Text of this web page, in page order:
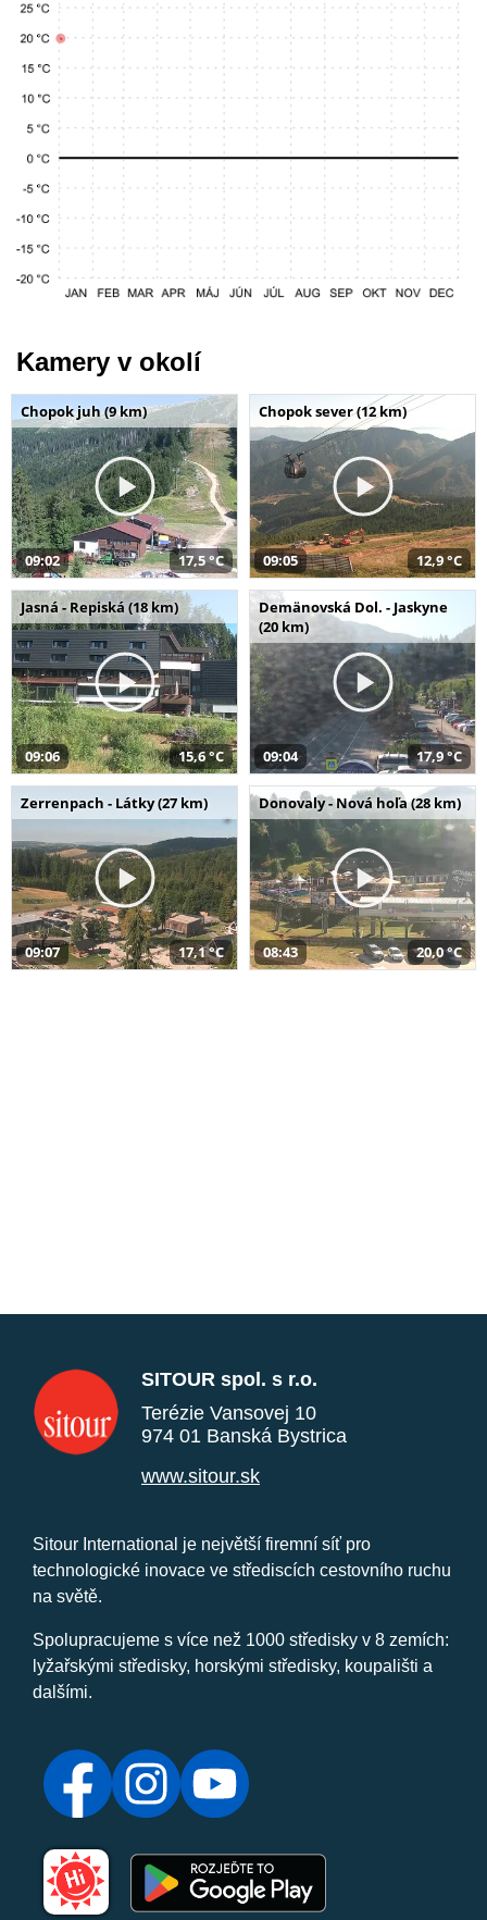
Kamery v okolí
Chopok juh (9 km)
09:02 17,5 °C
Chopok sever (12 km)
09:05 12,9 °C
Jasná - Repiská (18 km)
09:06 15,6 °C
Demänovská Dol. - Jaskyne
(20 km)
09:04 17,9 °C
Zerrenpach - Látky (27 km)
09:07 17,1 °C
Donovaly - Nová hoľa (28 km)
08:43 20,0 °C
SITOUR spol. s r.o.
Terézie Vansovej 10
974 01 Banská Bystrica
www.sitour.sk
Sitour International je největší firemní síť pro
technologické inovace ve střediscích cestovního ruchu
na světě.
Spolupracujeme s více než 1000 středisky v 8 zemích:
lyžařskými středisky, horskými středisky, koupališti a
dalšími.